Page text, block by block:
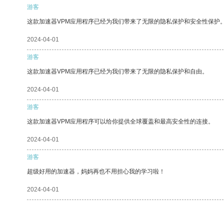
游客
这款加速器VPM应用程序已经为我们带来了无限的隐私保护和安全性保护
2024-04-01
游客
这款加速器VPM应用程序已经为我们带来了无限的隐私保护和自由。
2024-04-01
游客
这款加速器VPM应用程序可以给你提供全球覆盖和最高安全性的连接。
2024-04-01
游客
超级好用的加速器，妈妈再也不用担心我的学习啦！
2024-04-01